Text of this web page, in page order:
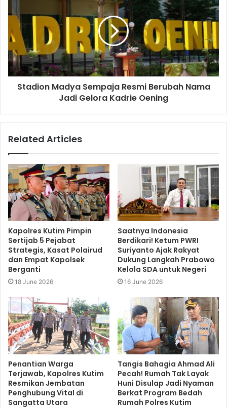
Stadion Madya Sempaja Resmi Berubah Nama
Jadi Gelora Kadrie Oening
Related Articles
Kapolres Kutim Pimpin
Sertijab 5 Pejabat
Strategis, Kasat Polairud
dan Empat Kapolsek
Berganti
18 June 2026
Saatnya Indonesia
Berdikari! Ketum PWRI
Suriyanto Ajak Rakyat
Dukung Langkah Prabowo
Kelola SDA untuk Negeri
16 June 2026
Penantian Warga
Terjawab, Kapolres Kutim
Resmikan Jembatan
Penghubung Vital di
Sangatta Utara
Tangis Bahagia Ahmad Ali
Pecah! Rumah Tak Layak
Huni Disulap Jadi Nyaman
Berkat Program Bedah
Rumah Polres Kutim